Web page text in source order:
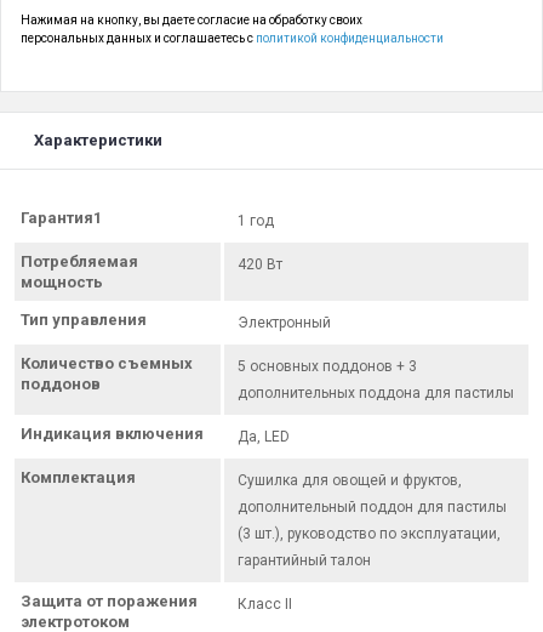
Нажимая на кнопку, вы даете согласие на обработку своих
персональных данных и соглашаетесь с политикой конфиденциальности
Характеристики
Гарантия1 1 год
Потребляемая
мощность
420 Вт
Тип управления Электронный
Количество съемных
поддонов
5 основных поддонов + 3
дополнительных поддона для пастилы
Индикация включения Да, LED
Комплектация
Сушилка для овощей и фруктов,
дополнительный поддон для пастилы
(3 шт.), руководство по эксплуатации,
гарантийный талон
Защита от поражения
электротоком
Класс II